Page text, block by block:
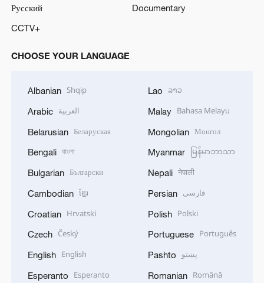
Русский
Documentary
CCTV+
CHOOSE YOUR LANGUAGE
Albanian Shqip
Arabic العربية
Belarusian Беларуская
Bengali বাংলা
Bulgarian Български
Cambodian ខ្មែរ
Croatian Hrvatski
Czech Český
English English
Esperanto Esperanto
Lao ລາວ
Malay Bahasa Melayu
Mongolian Монгол
Myanmar မြန်မာဘာသာ
Nepali नेपाली
Persian فارسی
Polish Polski
Portuguese Português
Pashto پښتو
Romanian Română